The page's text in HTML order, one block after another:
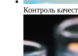
Контроль